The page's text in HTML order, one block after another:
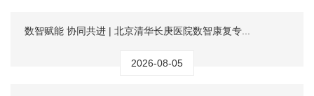
数智赋能 协同共进 | 北京清华长庚医院数智康复专...
2026-08-05